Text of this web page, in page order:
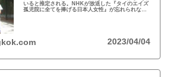
いると推定される。NHKが放送した『タイのエイズ
孤児院に全てを捧げる日本人女性』が忘れられな
2023/04/04